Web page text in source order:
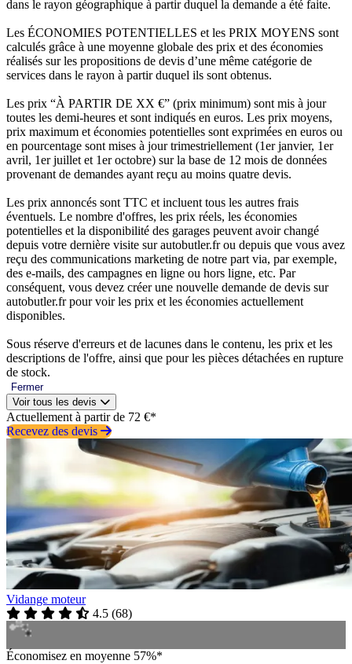
dans le rayon géographique à partir duquel la demande a été faite.
Les ÉCONOMIES POTENTIELLES et les PRIX MOYENS sont
calculés grâce à une moyenne globale des prix et des économies
réalisés sur les propositions de devis d’une même catégorie de
services dans le rayon à partir duquel ils sont obtenus.
Les prix “À PARTIR DE XX €” (prix minimum) sont mis à jour
toutes les demi-heures et sont indiqués en euros. Les prix moyens,
prix maximum et économies potentielles sont exprimées en euros ou
en pourcentage sont mises à jour trimestriellement (1er janvier, 1er
avril, 1er juillet et 1er octobre) sur la base de 12 mois de données
provenant de demandes ayant reçu au moins quatre devis.
Les prix annoncés sont TTC et incluent tous les autres frais
éventuels. Le nombre d'offres, les prix réels, les économies
potentielles et la disponibilité des garages peuvent avoir changé
depuis votre dernière visite sur autobutler.fr ou depuis que vous avez
reçu des communications marketing de notre part via, par exemple,
des e-mails, des campagnes en ligne ou hors ligne, etc. Par
conséquent, vous devez créer une nouvelle demande de devis sur
autobutler.fr pour voir les prix et les économies actuellement
disponibles.
Sous réserve d'erreurs et de lacunes dans le contenu, les prix et les
descriptions de l'offre, ainsi que pour les pièces détachées en rupture
de stock.
Fermer
Voir tous les devis
Actuellement à partir de 72 €*
Recevez des devis
Vidange moteur
4.5 (68)
Économisez en moyenne 57%*